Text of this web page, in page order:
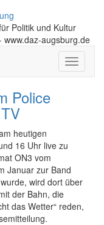
Politik und Kultur
augsburg.de
Toggle
Police
heutigen
16 Uhr live zu
ON3 vom
Januar zur Band
wird dort über
der Bahn, die
das Wetter“ reden,